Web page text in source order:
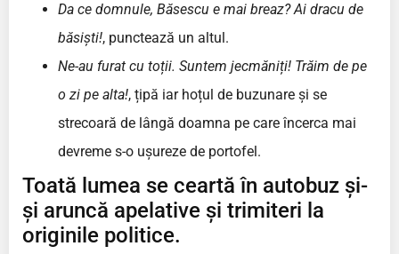
Da ce domnule, Băsescu e mai breaz? Ai dracu de
băsiști!, punctează un altul.
Ne-au furat cu toții. Suntem jecmăniți! Trăim de pe
o zi pe alta!, țipă iar hoțul de buzunare și se
strecoară de lângă doamna pe care încerca mai
devreme s-o ușureze de portofel.
Toată lumea se ceartă în autobuz și-
și aruncă apelative și trimiteri la
originile politice.